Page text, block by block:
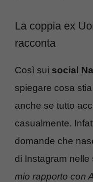
La coppia ex
racconta
Così sui social
spiegare cosa
anche se tutto
casualmente.
domande che
di Instagram nelle
mio rapporto con